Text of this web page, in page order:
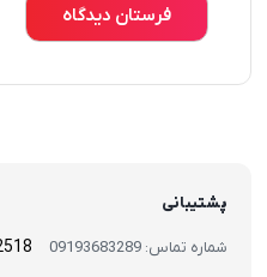
پشتیبانی
شماره تماس: 09193683289